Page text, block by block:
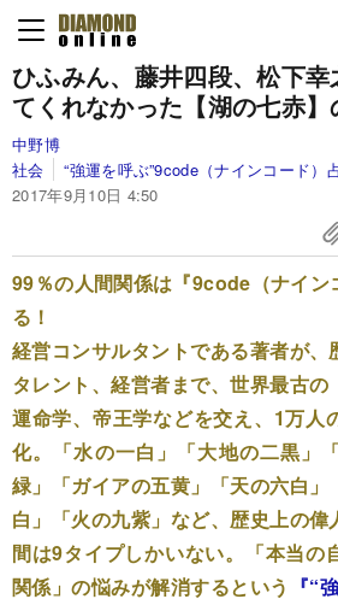
ひふみん、藤井四段、松下幸
てくれなかった 【湖の七赤
中野博
社会
“強運を呼ぶ”9code（ナインコード）
2017年9月10日 4:50
99％の人間関係は『9code（ナイン
る！
経営コンサルタントである著者が、
タレント、経営者まで、世界最古の
運命学、帝王学などを交え、1万人
化。「水の一白」「大地の二黒」
緑」「ガイアの五黄」「天の六白」
白」「火の九紫」など、歴史上の偉
間は9タイプしかいない。「本当の
関係」の悩みが解消するという 『“